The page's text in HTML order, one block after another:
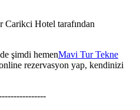
Carikci Hotel tarafından
şimdi hemenMavi Tur Tekne
rezervasyon yap, kendinizi